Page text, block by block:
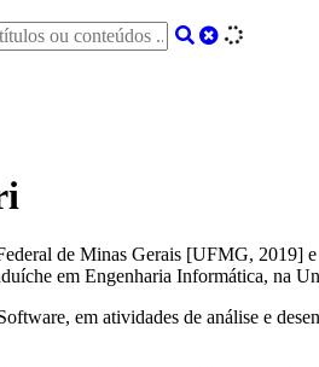
de Minas Gerais [UFMG,
em Engenharia Informática, na
em atividades de análise e